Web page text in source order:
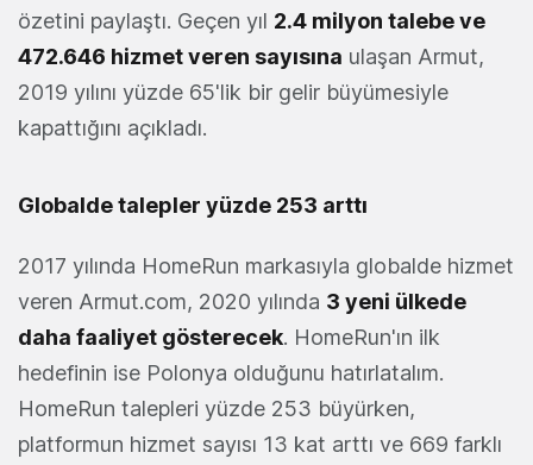
özetini paylaştı. Geçen yıl 2.4 milyon talebe ve
472.646 hizmet veren sayısına ulaşan Armut,
2019 yılını yüzde 65'lik bir gelir büyümesiyle
kapattığını açıkladı.
Globalde talepler yüzde 253 arttı
2017 yılında HomeRun markasıyla globalde hizmet
veren Armut.com, 2020 yılında 3 yeni ülkede
daha faaliyet gösterecek. HomeRun'ın ilk
hedefinin ise Polonya olduğunu hatırlatalım.
HomeRun talepleri yüzde 253 büyürken,
platformun hizmet sayısı 13 kat arttı ve 669 farklı